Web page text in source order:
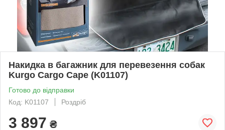
Накидка в багажник для перевезення собак
Kurgo Cargo Cape (K01107)
Готово до відправки
Код: K01107
Роздріб
3 897 ₴